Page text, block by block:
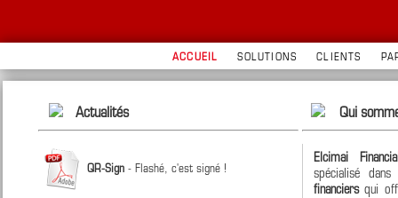
ACCUEIL SOLUTIONS CLIENTS
Actualités
QR-Sign - Flashé, c'est signé !
Qui
Elcimai
spécialisé
financiersqui